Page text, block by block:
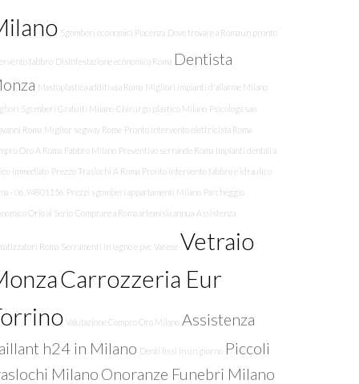
Sgomberi economici Piacenza Dove trovare a Roma un pronto
fabbro Disinfestazione economica Roma Dentista
Mastoplastica additiva a Roma Migliori impianti d'allarme Milano
Sgomberi Gratuiti Milano Chirurgo plastico Milano Psicologa san
Roma Miglior segway Rome Pronto intervento elettricista Roma
Oro A Roma Fabbro Milano Preventivo serrande Roma Impianti dentali a
immediato Prezzo Traslochi A Roma Pronto intervento fabbro e idraulico
- 06.94801156 Prezzi sgomberi appartamenti Milano Parcheggio
Orio al Serio Comprare a Roma artemisia annua Assistenza
Roma Serramenti in legno e pvc Varese Vetraio
Carrozzeria Eur
Valutazione Compro Oro Milano Assistenza
h24 in Milano Denti fissi in un giorno Piccoli
Milano Onoranze Funebri Milano